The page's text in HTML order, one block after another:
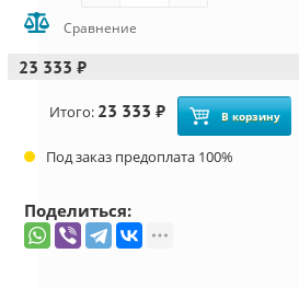
Сравнение
23 333 ₽
Итого: 23 333 ₽ В корзину
Под заказ предоплата 100%
Поделиться: